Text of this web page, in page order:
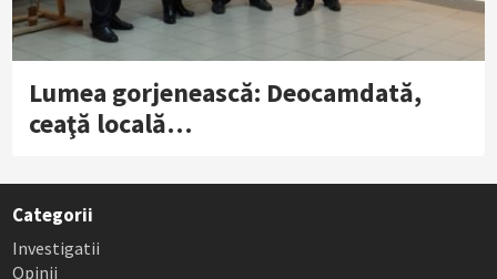
Lumea gorjenească: Deocamdată,
ceaţă locală…
Categorii
Investigatii
Opinii